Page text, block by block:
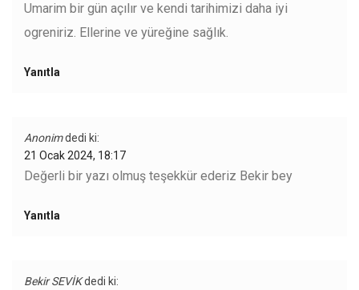
Umarim bir gün açılır ve kendi tarihimizi daha iyi
ogreniriz. Ellerine ve yüreğine sağlık.
Yanıtla
Anonimdedi ki:
21 Ocak 2024, 18:17
Değerli bir yazı olmuş teşekkür ederiz Bekir bey
Yanıtla
Bekir SEVİKdedi ki: